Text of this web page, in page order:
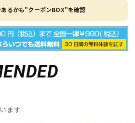
るかも"クーポンBOX"を確認
ます